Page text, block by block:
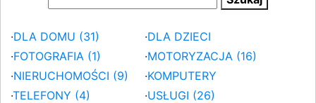
·DLA DOMU (31) ·DLA DZIECI
·FOTOGRAFIA (1) ·MOTORYZACJA (16)
·NIERUCHOMOŚCI (9) ·KOMPUTERY
·TELEFONY (4) ·USŁUGI (26)